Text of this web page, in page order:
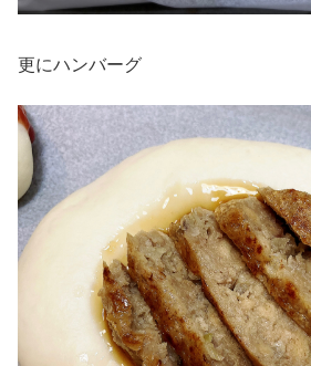
更にハンバーグ